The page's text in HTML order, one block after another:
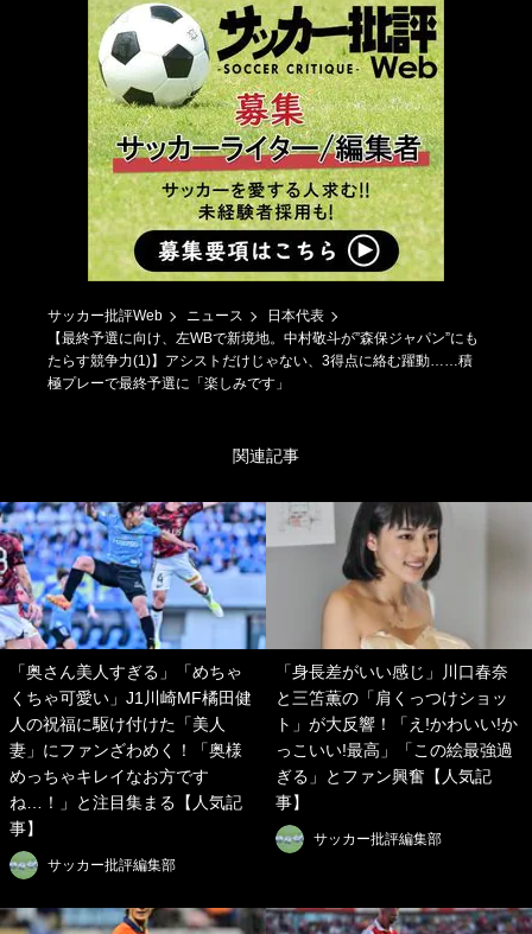
サッカー批評Web ニュース
日本代表
【最終予選に向け、左WBで新境地。中村敬斗が”森保ジャパン”にも
たらす競争力(1)】アシストだけじゃない、3得点に絡む躍動……積
極プレーで最終予選に「楽しみです」
関連記事
「奥さん美人すぎる」「めちゃ
くちゃ可愛い」J1川崎MF橘田健
人の祝福に駆け付けた「美人
妻」にファンざわめく！「奥様
めっちゃキレイなお方です
ね…！」と注目集まる【人気記
事】
サッカー批評編集部
「身長差がいい感じ」川口春奈
と三笘薫の「肩くっつけショッ
ト」が大反響！「え!かわいい!か
っこいい!最高」「この絵最強過
ぎる」とファン興奮【人気記
事】
サッカー批評編集部